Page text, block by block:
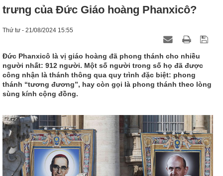
trưng của Đức Giáo hoàng Phanxicô?
Thứ tư - 21/08/2024 15:55
Đức Phanxicô là vị giáo hoàng đã phong thánh cho nhiều
người nhất: 912 người. Một số người trong số họ đã được
công nhận là thánh thông qua quy trình đặc biệt: phong
thánh “tương đương”, hay còn gọi là phong thánh theo lòng
sùng kính cộng đồng.